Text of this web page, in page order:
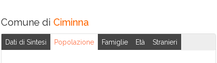
Castronovo di
Sicilia
Cefalà Diana
Palermo
Partinico
Villafrati
Comune di Ciminna
Dati di Sintesi Popolazione Famiglie Età Stranieri